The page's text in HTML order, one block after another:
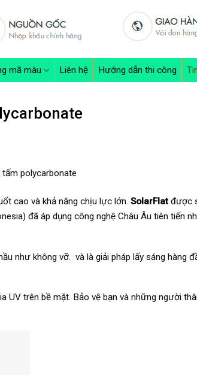
mã màu Liên hệ Hướng dẫn thi công
polycarbonate
cao và khả năng chịu lực lớn. SolarFlat được
đã áp dụng công nghệ Châu Âu tiên tiến
như không vỡ. và là giải pháp lấy sáng hàng
UV trên bề mặt. Bảo vệ bạn và những người